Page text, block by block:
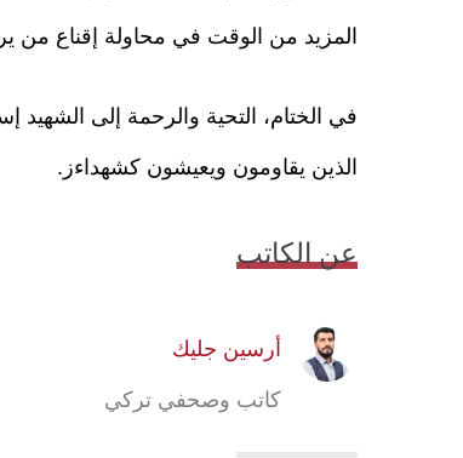
المزيد من الوقت في محاولة إقناع من
في الختام، التحية والرحمة إلى الشهيد
الذين يقاومون ويعيشون كشهداءز.
عن الكاتب
أرسين جليك
كاتب وصحفي تركي